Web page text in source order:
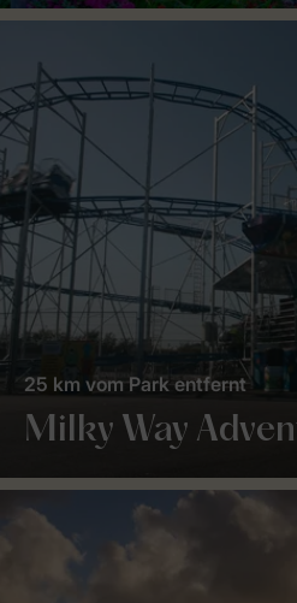
Milky Way
25 km vom Park entfernt